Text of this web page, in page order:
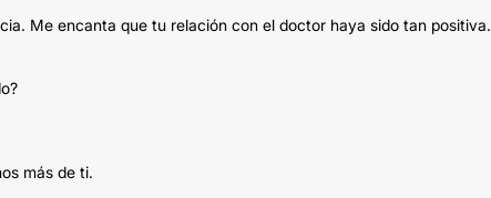
Me encanta que tu relación con el doctor haya sido tan positiva.
más de ti.